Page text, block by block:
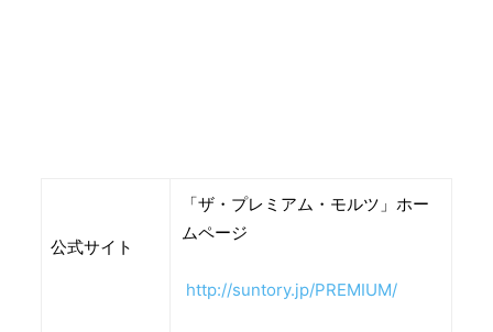
公式サイト
「ザ・プレミアム・モルツ」ホー
ムページ
http://suntory.jp/PREMIUM/